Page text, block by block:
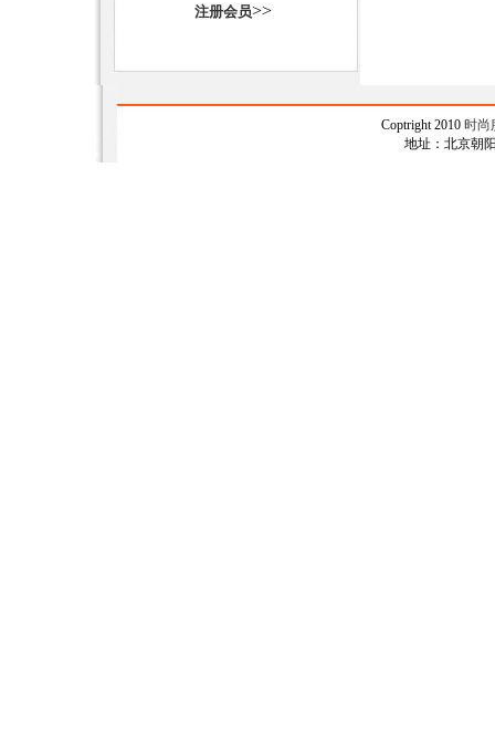
注册会员>>
Coptright 2010 时尚
地址：北京朝